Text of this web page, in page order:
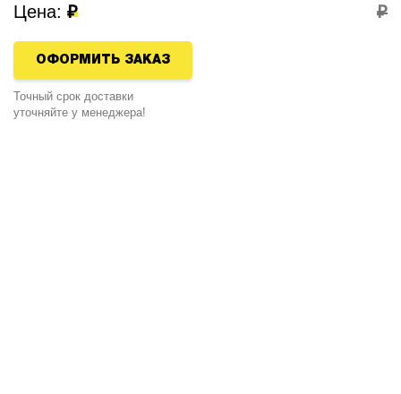
Цена: ₽ ₽
ОФОРМИТЬ ЗАКАЗ
Точный срок доставки
уточняйте у менеджера!